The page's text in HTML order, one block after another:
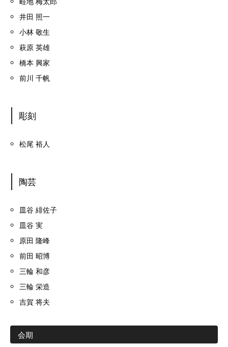
井田 照一
小林 敬生
萩原 英雄
橋本 興家
前川 千帆
彫刻
松尾 裕人
陶芸
皿谷 緋佐子
皿谷 実
原田 隆峰
前田 昭博
三輪 和彦
三輪 栄造
吉賀 将夫
会期